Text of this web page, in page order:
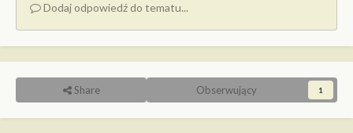
Dodaj odpowiedź do tematu...
Share Obserwujący 1